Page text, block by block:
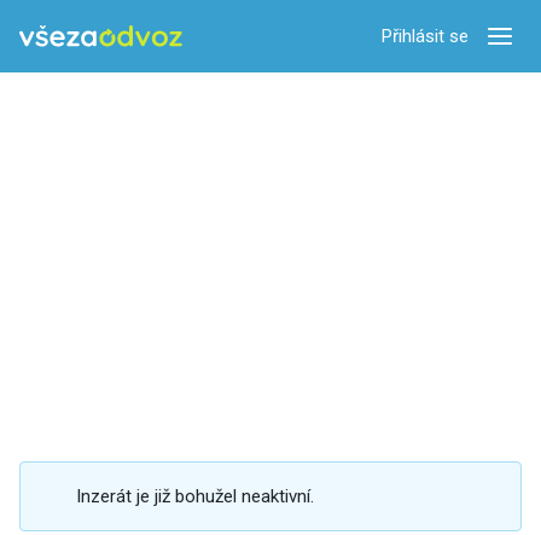
Přihlásit se
Inzerát je již bohužel neaktivní.